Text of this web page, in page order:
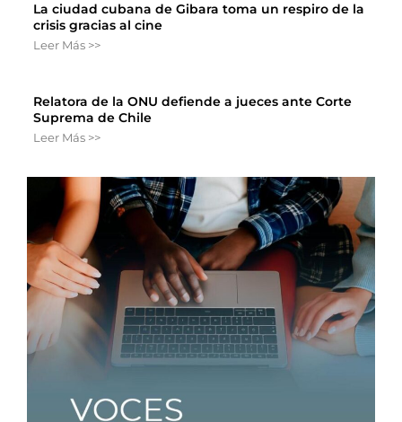
La ciudad cubana de Gibara toma un respiro de la
crisis gracias al cine
Leer Más >>
Relatora de la ONU defiende a jueces ante Corte
Suprema de Chile
Leer Más >>